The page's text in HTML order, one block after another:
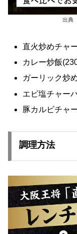
出典
直火炒めチャ
カレー炒飯
ガーリック炒
エビ塩チャー
豚カルビチャ
調理方法